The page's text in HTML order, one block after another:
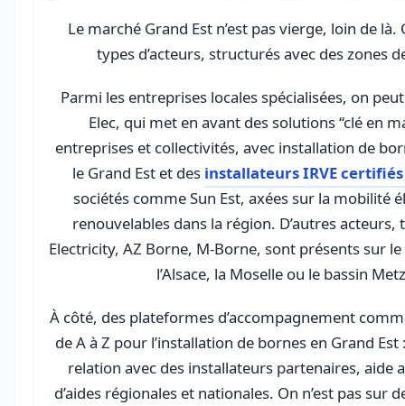
Le marché Grand Est n’est pas vierge, loin de
types d’acteurs, structurés avec des zones
Parmi les entreprises locales spécialisées, on
Elec, qui met en avant des solutions “clé en
entreprises et collectivités, avec installation de
le Grand Est et des installateurs IRVE certifiés
sociétés comme Sun Est, axées sur la mobilité
renouvelables dans la région. D’autres acteurs,
Electricity, AZ Borne, M-Borne, sont présents sur
l’Alsace, la Moselle ou le bassin
À côté, des plateformes d’accompagnement
de A à Z pour l’installation de bornes en Grand
relation avec des installateurs partenaires, aide
d’aides régionales et nationales. On n’est pas sur